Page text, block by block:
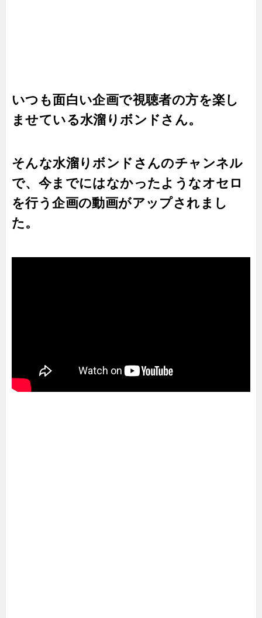
いつも面白い企画で視聴者の方を楽し
ませている水溜りボンドさん。
そんな水溜りボンドさんのチャンネル
で、今までにはなかったようなオセロ
を行う企画の動画がアップされまし
た。